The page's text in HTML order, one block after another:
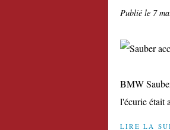
Publié le 7
BMW
l'écurie était
LIRE LA